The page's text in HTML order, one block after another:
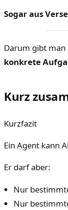
Sogar aus
Darum gibt man
konkrete
Kurz
Kurzfazit
Ein Agent kann
Er darf aber:
Nur
Nur